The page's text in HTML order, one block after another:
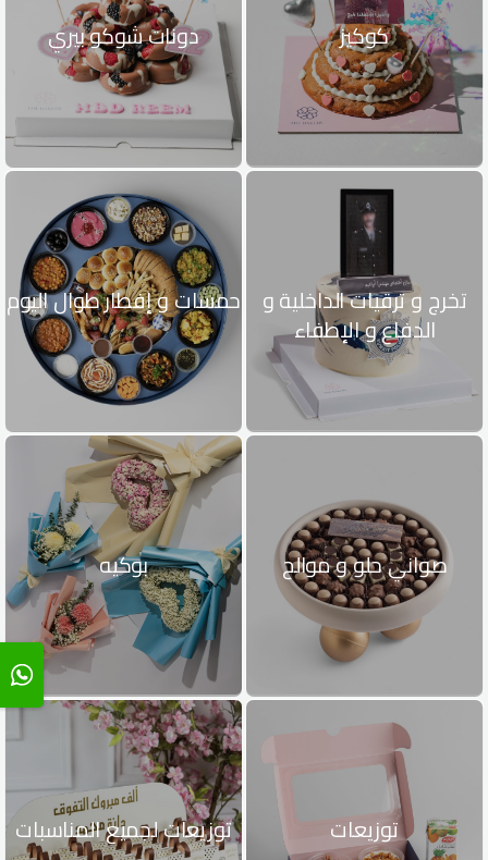
كوكيز دونات شوكو بيري
تخرج و ترقيات الداخلية و
الدفاع و الإطفاء
حمسات و إفطار طوال اليوم
صواني حلو و موالح بوكيه
توزيعات توزيعات لجميع المناسبات